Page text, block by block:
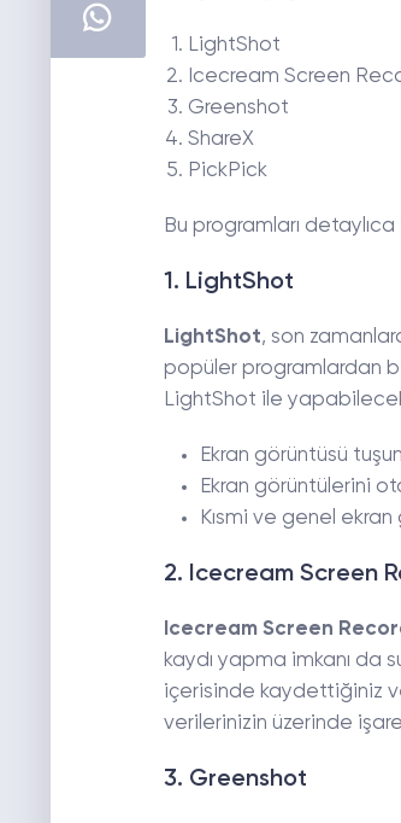
LightShot
Icecream Screen
Greenshot
ShareX
PickPick
Bu programları
1. LightShot
LightShot, son
popüler programlardan
LightShot ile
Ekran görüntüsü
Ekran görüntülerini
Kısmi ve genel
2. Icecream Screen
Icecream Screen
kaydı yapma imkanı da
içerisinde kaydettiğiniz
verilerinizin üzerinde
3. Greenshot